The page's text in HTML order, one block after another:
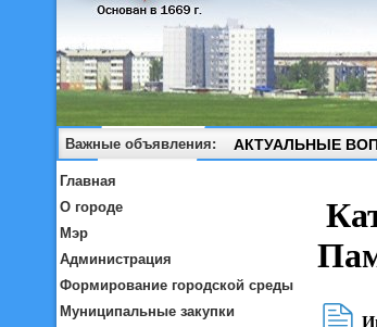
Важные объявления: АКТУАЛЬНЫЕ
Главная
О городе
Мэр
Администрация
Формирование городской среды
Муниципальные закупки